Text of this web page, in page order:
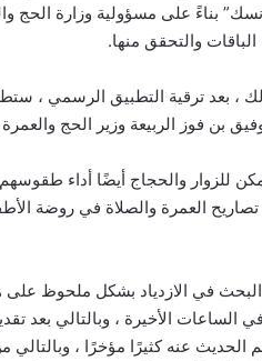
بناءً على مسؤولية وزارة الحج
والتحقق منها.
بن فوز الربيعة وزير الحج
للزوار والحجاج أيضًا أداء
العمرة والصلاة في روضة
الأخيرة ، وبالتالي بعد
الحديث عنه كثيرًا مؤخرًا ،